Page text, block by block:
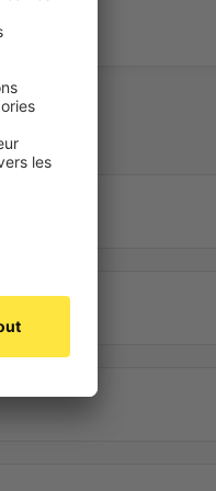
01W –
un seul appareil :